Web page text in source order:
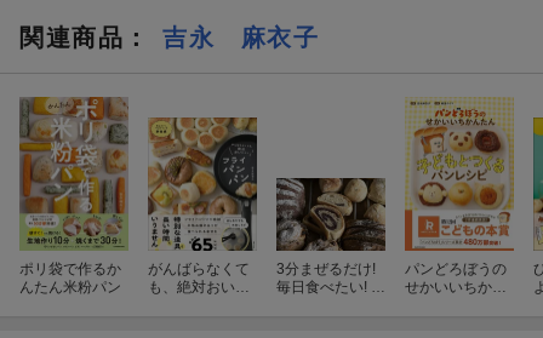
関連商品 ： 吉永 麻衣子
ポリ袋で作るか
んたん米粉パン
がんばらなくて
も、絶対おいし
3分まぜるだけ!
毎日食べたい! こ
パンどろぼうの
せかいいちかん